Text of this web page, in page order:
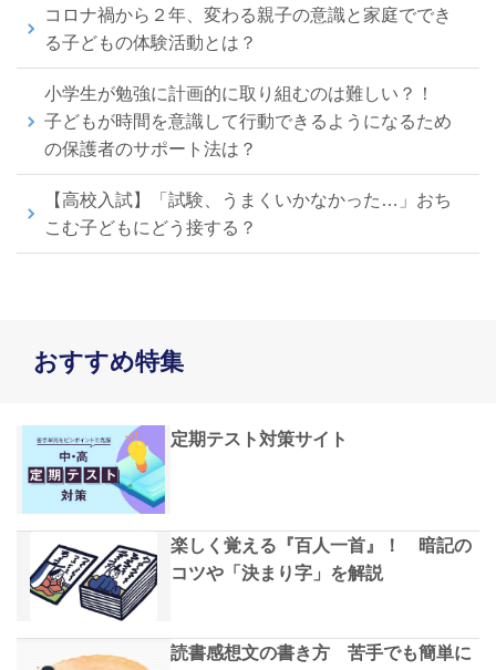
コロナ禍から２年、変わる親子の意識と家庭ででき
る子どもの体験活動とは？
小学生が勉強に計画的に取り組むのは難しい？！
子どもが時間を意識して行動できるようになるため
の保護者のサポート法は？
【高校入試】「試験、うまくいかなかった…」おち
こむ子どもにどう接する？
おすすめ特集
定期テスト対策サイト
楽しく覚える『百人一首』！ 暗記の
コツや「決まり字」を解説
読書感想文の書き方 苦手でも簡単に